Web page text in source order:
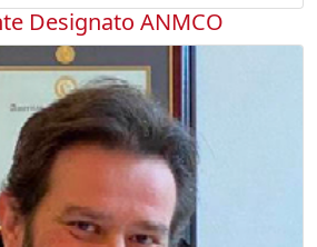
Designato ANMCO